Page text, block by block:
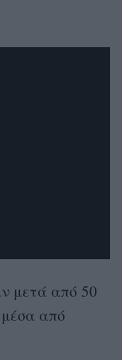
μετά από 50
μέσα από